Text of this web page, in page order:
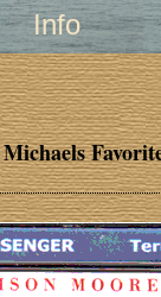
Info
Michaels